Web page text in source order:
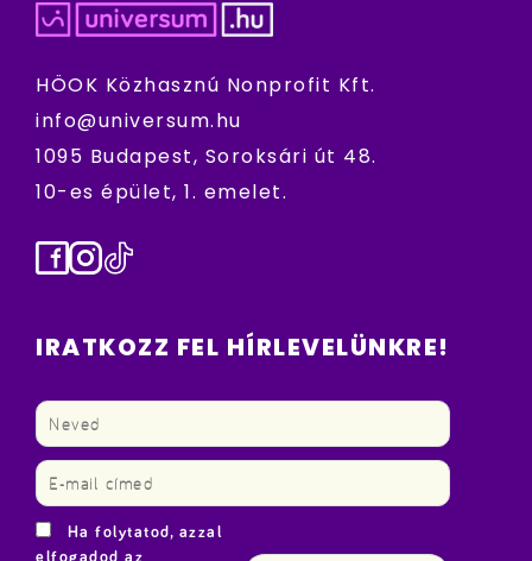
HÖOK Közhasznú Nonprofit Kft.
info@universum.hu
1095 Budapest, Soroksári út 48.
10-es épület, 1. emelet.
Facebook
Instagram
TikTok
IRATKOZZ FEL HÍRLEVELÜNKRE!
Ha folytatod, azzal